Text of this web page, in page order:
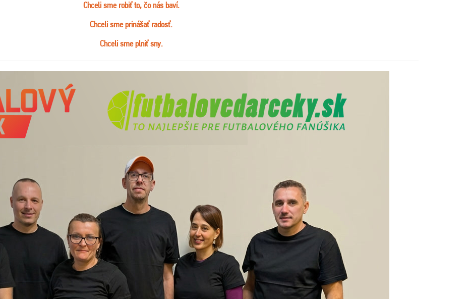
Chceli sme robiť to, čo nás baví.
Chceli sme prinášať radosť.
Chceli sme plniť sny.